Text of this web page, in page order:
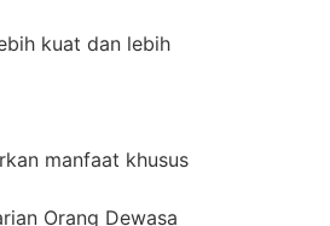
kuat dan lebih
manfaat khusus
Orang Dewasa